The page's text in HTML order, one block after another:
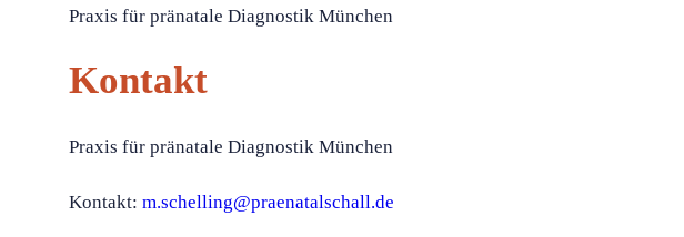
Praxis für pränatale Diagnostik München
Kontakt
Praxis für pränatale Diagnostik München
Kontakt: m.schelling@praenatalschall.de